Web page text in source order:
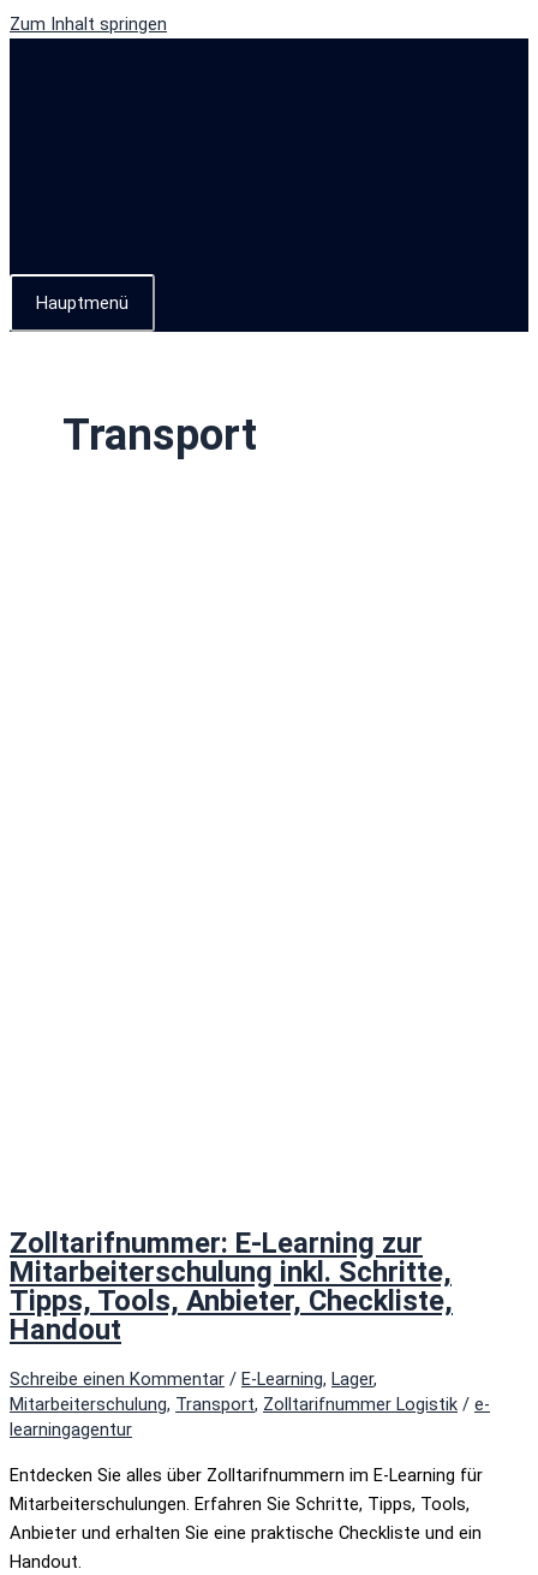
Zum Inhalt springen
Hauptmenü
Transport
Zolltarifnummer: E-Learning zur
Mitarbeiterschulung inkl. Schritte,
Tipps, Tools, Anbieter, Checkliste,
Handout
Schreibe einen Kommentar / E-Learning, Lager,
Mitarbeiterschulung, Transport, Zolltarifnummer Logistik / e-
learningagentur
Entdecken Sie alles über Zolltarifnummern im E-Learning für
Mitarbeiterschulungen. Erfahren Sie Schritte, Tipps, Tools,
Anbieter und erhalten Sie eine praktische Checkliste und ein
Handout.